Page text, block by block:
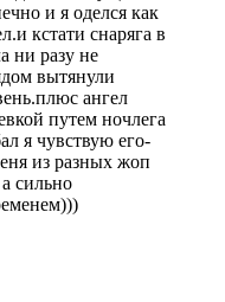
и я оделся как
кстати снаряга в
ни разу не
вытянули
ангел
путем ночлега
я чувствую его-
из разных жоп
сильно